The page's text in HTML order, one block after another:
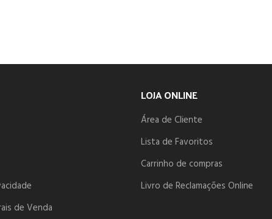
de Venda
LOJA ONLINE
Área de Cliente
Lista de Favoritos
Carrinho de compras
Livro de Reclamações Online